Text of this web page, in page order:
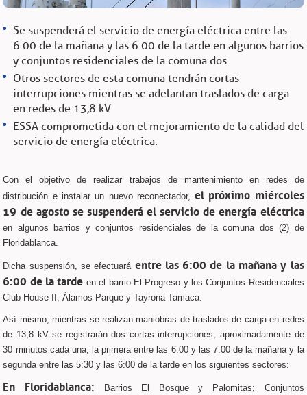
Se suspenderá el servicio de energía eléctrica entre las
6:00 de la mañana y las 6:00 de la tarde en algunos barrios
y conjuntos residenciales de la comuna dos
Otros sectores de esta comuna tendrán cortas
interrupciones mientras se adelantan traslados de carga
en redes de 13,8 kV
ESSA comprometida con el mejoramiento de la calidad del
servicio de energía eléctrica.
Con el objetivo de realizar trabajos de mantenimiento en redes de
distribución e instalar un nuevo reconectador,el próximo miércoles
19 de agosto se suspenderá el servicio de energía eléctrica
en algunos barrios y conjuntos residenciales de la comuna dos (2) de
Floridablanca.
Dicha suspensión, se efectuará entre las 6:00 de la mañana y las
6:00 de la tarde en el barrio El Progreso y los Conjuntos Residenciales
Club House II, Álamos Parque y Tayrona Tamaca.
Así mismo, mientras se realizan maniobras de traslados de carga en redes
de 13,8 kV se registrarán dos cortas interrupciones, aproximadamente de
30 minutos cada una; la primera entre las 6:00 y las 7:00 de la mañana y la
segunda entre las 5:30 y las 6:00 de la tarde en los siguientes sectores:
En Floridablanca: Barrios El Bosque y Palomitas; Conjuntos